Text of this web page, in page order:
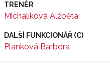
TRENÉR
Michalíková Alžběta
DALŠÍ FUNKCIONÁŘ (C)
Planková Barbora